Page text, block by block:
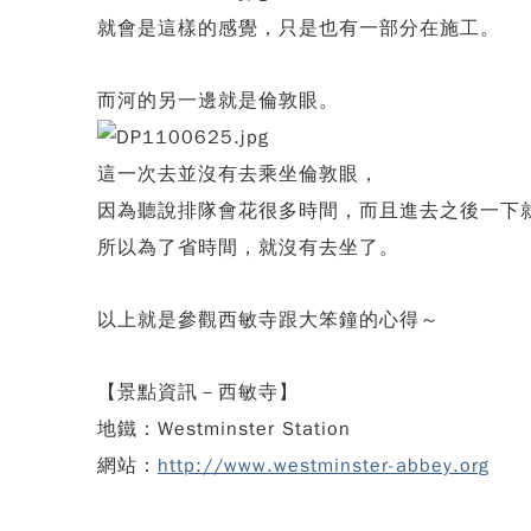
就會是這樣的感覺，只是也有一部分在施工。
而河的另一邊就是倫敦眼。
這一次去並沒有去乘坐倫敦眼，
因為聽說排隊會花很多時間，而且進去之後一下
所以為了省時間，就沒有去坐了。
以上就是參觀西敏寺跟大笨鐘的心得～
【景點資訊－西敏寺】
地鐵：Westminster Station
網站： http://www.westminster-abbey.org